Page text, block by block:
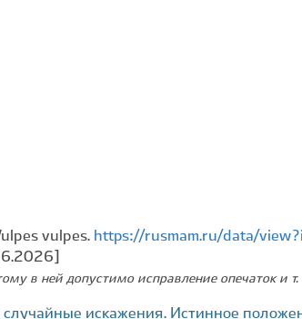
vulpes. https://rusmam.ru/data/
в ней допустимо исправление опечаток и
искажения. Истинное